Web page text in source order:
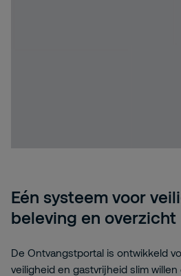
Eén systeem voor
beleving en overzicht
De Ontvangstportal is ontwikkeld
veiligheid en gastvrijheid slim